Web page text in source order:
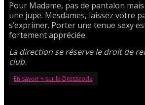
Pour Madame, pas de pantalon
une jupe. Mesdames, laissez votre
s’exprimer. Porter une tenue sexy
fortement appréciée.
La direction se réserve le droit de
club.
En savoir + sur le Dresscode